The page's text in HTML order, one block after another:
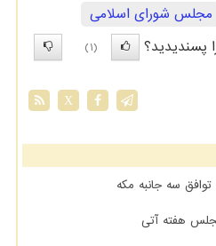
مجلس شورای اسلامی
پسندیدید؟
(1)
X
سه جانبه مکه
هفته آتی